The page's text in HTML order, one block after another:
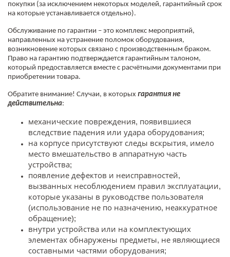
покупки (за исключением некоторых моделей, гарантийный срок
на которые устанавливается отдельно).
Обслуживание по гарантии – это комплекс мероприятий,
направленных на устранение поломок оборудования,
возникновение которых связано с производственным браком.
Право на гарантию подтверждается гарантийным талоном,
который предоставляется вместе с расчётными документами при
приобретении товара.
Обратите внимание! Случаи, в которых гарантия не
действительна:
механические повреждения, появившиеся
вследствие падения или удара оборудования;
на корпусе присутствуют следы вскрытия, имело
место вмешательство в аппаратную часть
устройства;
появление дефектов и неисправностей,
вызванных несоблюдением правил эксплуатации,
которые указаны в руководстве пользователя
(использование не по назначению, неаккуратное
обращение);
внутри устройства или на комплектующих
элементах обнаружены предметы, не являющиеся
составными частями оборудования;